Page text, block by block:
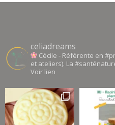
celiadreams
Cécile - Référente en
et ateliers). La
Voir lien